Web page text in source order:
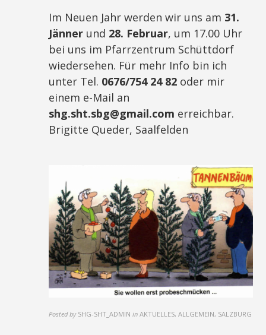
Im Neuen Jahr werden wir uns am 31.
Jänner und 28. Februar, um 17.00 Uhr
bei uns im Pfarrzentrum Schüttdorf
wiedersehen. Für mehr Info bin ich
unter Tel. 0676/754 24 82 oder mir
einem e-Mail an
shg.sht.sbg@gmail.com erreichbar.
Brigitte Queder, Saalfelden
Posted by SHG-SHT_ADMIN in AKTUELLES, ALLGEMEIN, SALZBURG